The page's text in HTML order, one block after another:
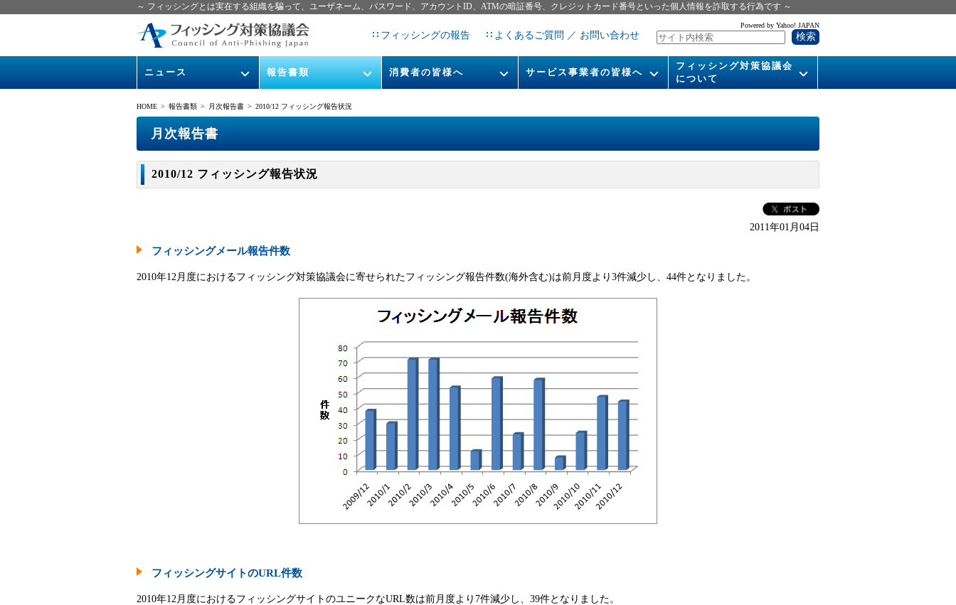
～ フィッシングとは実在する組織を騙って、ユーザネーム、パスワード、アカウントID、ATMの暗証番号、クレジットカード番号といった個人情報を詐取する行為です ～
フィッシングの報告 よくあるご質問 ／ お問い合わせ
Powered by Yahoo! JAPAN
ニュース
緊急情報
協議会からのお知らせ
ニュース記事集
報告書類
ガイドライン
協議会WG報告書
消費者の皆様へ サービス事業者の皆様へ
フィッシング対策協議会
について
HOME > 報告書類 > 月次報告書 > 2010/12 フィッシング報告状況
月次報告書
2010/12 フィッシング報告状況
2011年01月04日
フィッシングメール報告件数
2010年12月度におけるフィッシング対策協議会に寄せられたフィッシング報告件数(海外含む)は前月度より3件減少し、44件となりました。
フィッシングサイトのURL件数
2010年12月度におけるフィッシングサイトのユニークなURL数は前月度より7件減少し、39件となりました。